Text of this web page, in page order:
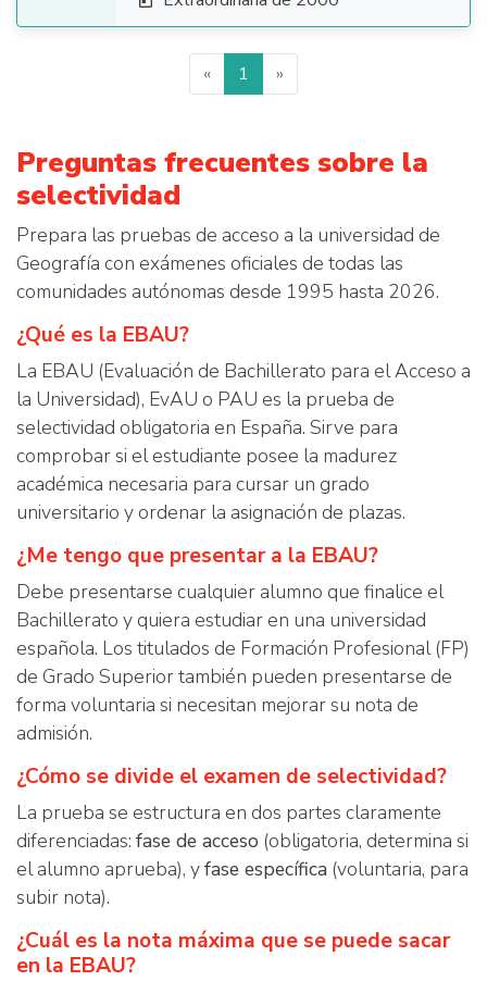
« 1 »
Preguntas frecuentes sobre la
selectividad
Prepara las pruebas de acceso a la universidad de
Geografía con exámenes oficiales de todas las
comunidades autónomas desde 1995 hasta 2026.
¿Qué es la EBAU?
La EBAU (Evaluación de Bachillerato para el Acceso a
la Universidad), EvAU o PAU es la prueba de
selectividad obligatoria en España. Sirve para
comprobar si el estudiante posee la madurez
académica necesaria para cursar un grado
universitario y ordenar la asignación de plazas.
¿Me tengo que presentar a la EBAU?
Debe presentarse cualquier alumno que finalice el
Bachillerato y quiera estudiar en una universidad
española. Los titulados de Formación Profesional (FP)
de Grado Superior también pueden presentarse de
forma voluntaria si necesitan mejorar su nota de
admisión.
¿Cómo se divide el examen de selectividad?
La prueba se estructura en dos partes claramente
diferenciadas: fase de acceso (obligatoria, determina si
el alumno aprueba), yfase específica (voluntaria, para
subir nota).
¿Cuál es la nota máxima que se puede sacar
en la EBAU?